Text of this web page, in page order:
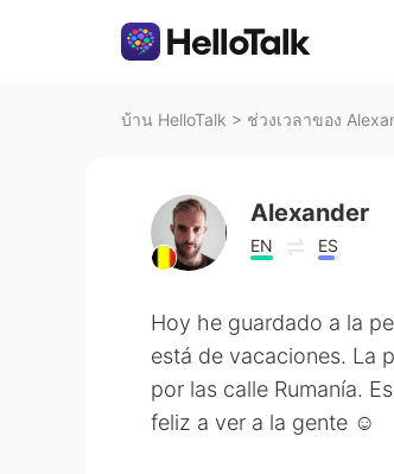
บ้าน HelloTalk > ช่วงเวลาของ
Alexander
EN ES
Hoy he guardado a la
está de vacaciones. La
por las calle Rumanía.
feliz a ver a la gente ☺